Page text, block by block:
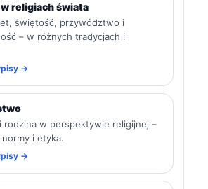
religiach świata
świętość, przywództwo i
– w różnych tradycjach i
→
rodzina w perspektywie religijnej –
i etyka.
→